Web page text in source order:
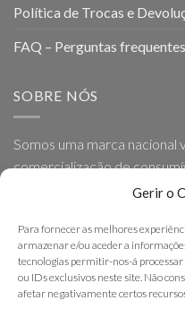
Gerir o
Para fornecer as melhores
armazenar e/ou aceder a
tecnologias permitir-nos-á
ou IDs exclusivos neste site. Não
afetar negativamente certos
Política de Trocas e
FAQ – Perguntas frequentes
SOBRE NÓS
Somos uma marca nacional
comercialização de
para Geriatria e Ortopedia,
que presta.